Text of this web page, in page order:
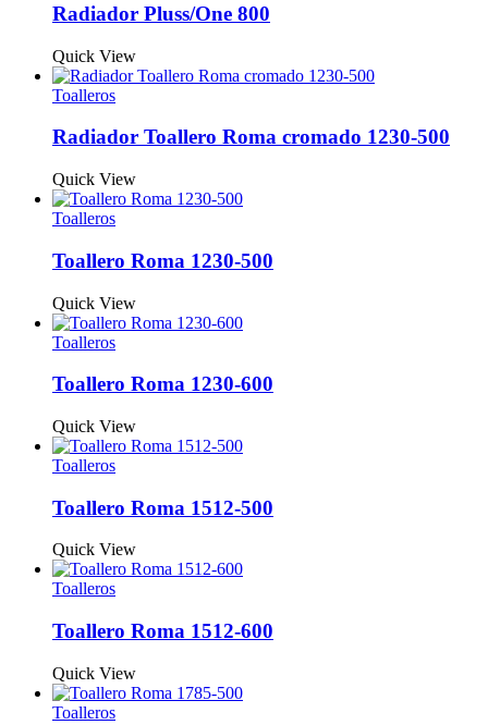
Radiador Pluss/One 800
Quick View
Toalleros
Radiador Toallero Roma cromado 1230-500
Quick View
Toalleros
Toallero Roma 1230-500
Quick View
Toalleros
Toallero Roma 1230-600
Quick View
Toalleros
Toallero Roma 1512-500
Quick View
Toalleros
Toallero Roma 1512-600
Quick View
Toalleros